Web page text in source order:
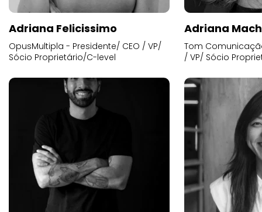
Adriana Felicissimo
OpusMultipla - Presidente/ CEO / VP/
Sócio Proprietário/C-level
Adriana
Tom
/ VP/ Sócio